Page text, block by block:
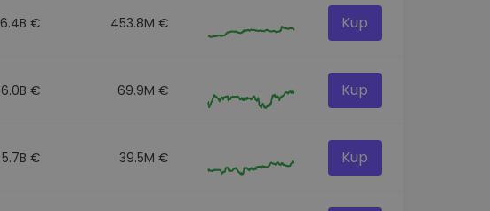
6.4B € 453.8M € Kup
6.0B € 69.9M € Kup
5.7B € 39.5M € Kup